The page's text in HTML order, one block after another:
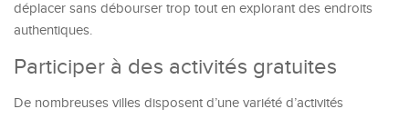
déplacer sans débourser trop tout en explorant des endroits
authentiques.
Participer à des activités gratuites
De nombreuses villes disposent d’une variété d’activités